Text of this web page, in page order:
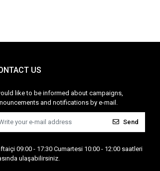
US
like to be informed about campaigns,
and notifications by e-mail.
Send
09:00 - 17:30 Cumartesi 10:00 - 12:00 saatleri
ulaşabilirsiniz.